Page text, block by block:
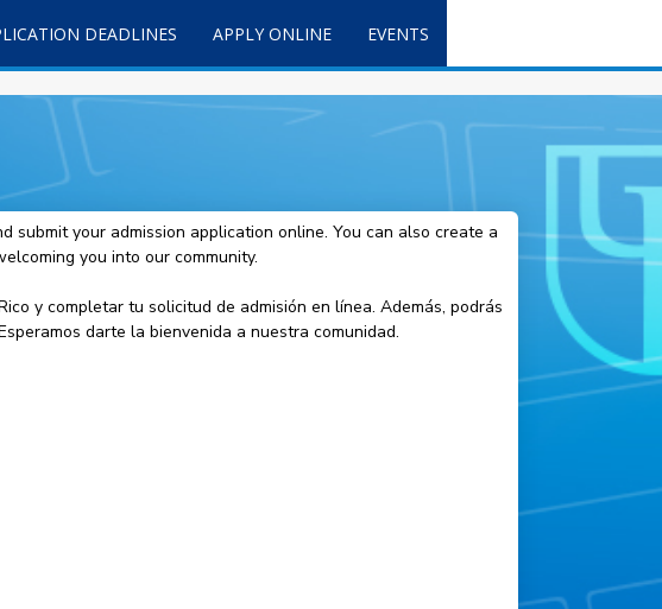
DEADLINES APPLY ONLINE EVENTS
your admission application online. You can also create a
you into our community.
y completar tu solicitud de admisión en línea. Además, podrás
darte la bienvenida a nuestra comunidad.